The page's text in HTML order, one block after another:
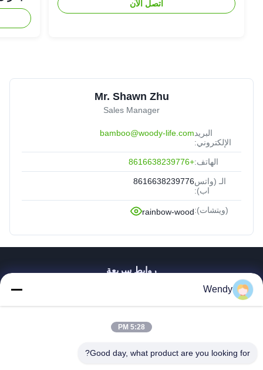
اتصل الآن
Mr. Shawn Zhu
Sales Manager
البريد
الإلكتروني:
bamboo@woody-life.com
الهاتف:+8616638239776
الـ (واتس
اب):
8616638239776
(ويتشات):rainbow-wood
روابط سريعة
منتجات
أشرطة فيديو
عرض الواقع الافتراضي
معلومات عنا
Wendy
5:28 PM
Good day, what product are you looking for?